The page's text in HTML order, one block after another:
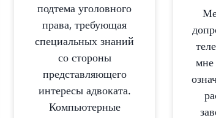
подтема уголовного
права, требующая
специальных знаний
со стороны
представляющего
интересы адвоката.
Компьютерные
мне